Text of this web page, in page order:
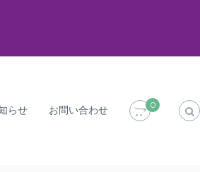
らせ お問い合わせ 0